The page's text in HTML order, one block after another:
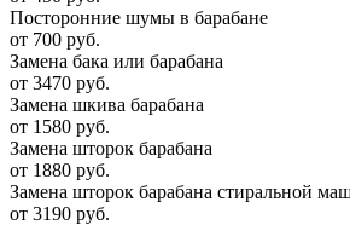
Посторонние шумы в барабане
от 700 руб.
Замена бака или барабана
от 3470 руб.
Замена шкива барабана
от 1580 руб.
Замена шторок барабана
от 1880 руб.
Замена шторок барабана стиральной
от 3190 руб.